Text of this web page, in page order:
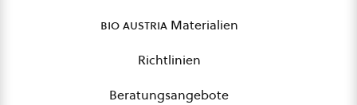
bio austriaMaterialien
Richtlinien
Beratungsangebote